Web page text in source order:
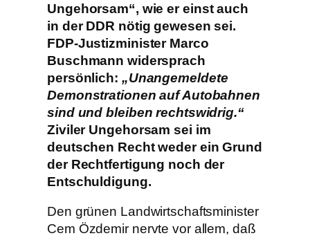
Ungehorsam“, wie er einst auch
in der DDR nötig gewesen sei.
FDP-Justizminister Marco
Buschmann widersprach
persönlich: „Unangemeldete
Demonstrationen auf Autobahnen
sind und bleiben rechtswidrig.“
Ziviler Ungehorsam sei im
deutschen Recht weder ein Grund
der Rechtfertigung noch der
Entschuldigung.
Den grünen Landwirtschaftsminister
Cem Özdemir nervte vor allem, daß